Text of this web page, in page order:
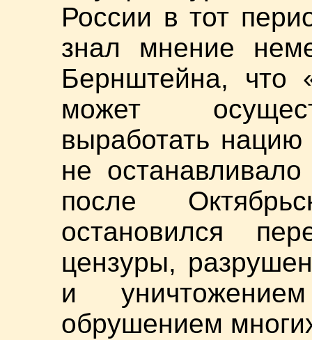
России в тот
знал мнение
Бернштейна, что
может
выработать
не
после
остановился
цензуры,
и
обрушением